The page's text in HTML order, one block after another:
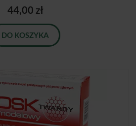
44,00 zł
DO KOSZYKA